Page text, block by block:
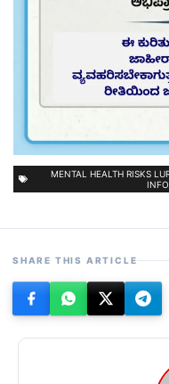
MENTAL HEALTH RISKS
SHARE THIS ARTICLE